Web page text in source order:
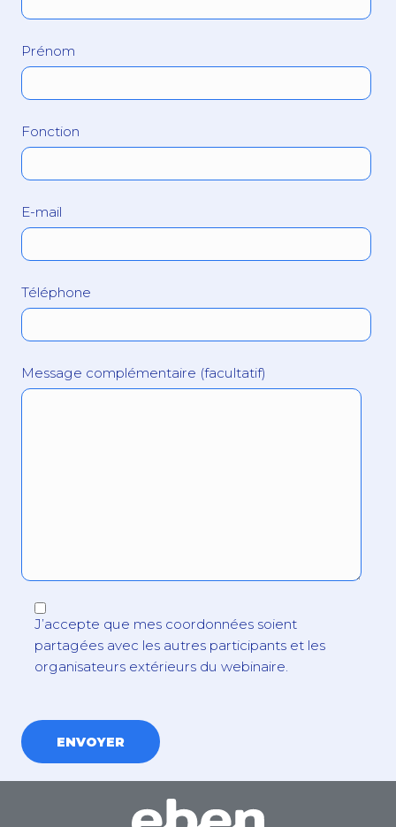
Prénom
Fonction
E-mail
Téléphone
Message complémentaire (facultatif)
J’accepte que mes coordonnées soient
partagées avec les autres participants et les
organisateurs extérieurs du webinaire.